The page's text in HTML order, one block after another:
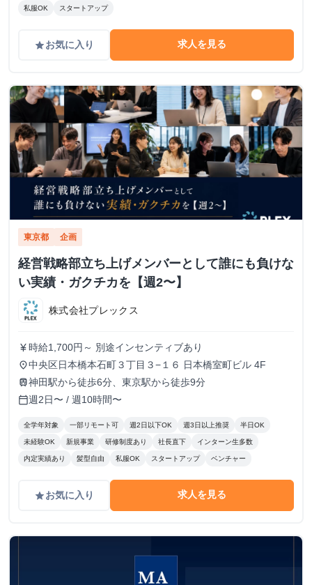
私服OK スタートアップ
gradeお気に入り 求人を見る
東京都 企画
経営戦略部立ち上げメンバーとして誰にも負けな
い実績・ガクチカを【週2〜】
株式会社プレックス
currency_yen 時給1,700円～ 別途インセンティブあり
place中央区日本橋本石町３丁目３−１６ 日本橋室町ビル 4F
train神田駅から徒歩6分、東京駅から徒歩9分
calendar_today週2日〜 / 週10時間〜
全学年対象 一部リモート可 週2日以下OK 週3日以上推奨 半日OK
未経験OK 新規事業 研修制度あり 社長直下 インターン生多数
内定実績あり 髪型自由 私服OK スタートアップ ベンチャー
gradeお気に入り 求人を見る